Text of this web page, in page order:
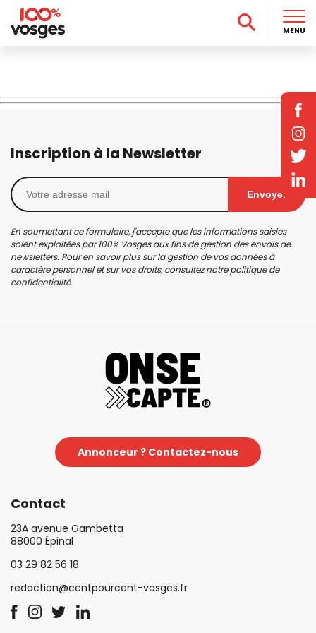
Inscription à la Newsletter
Envoyer
En soumettant ce formulaire, j'accepte que les informations saisies
soient exploitées par 100% Vosges aux fins de gestion des envois de
newsletters. Pour en savoir plus sur la gestion de vos données à
caractère personnel et sur vos droits, consultez notrepolitique de
confidentialité
Annonceur ? Contactez-nous
Contact
23A avenue Gambetta
88000 Épinal
03 29 82 56 18
redaction@centpourcent-vosges.fr
MENU